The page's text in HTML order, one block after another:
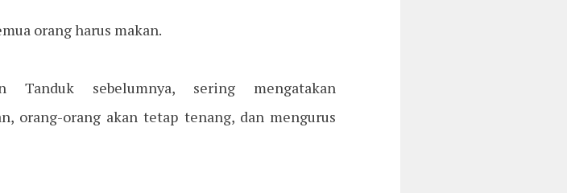
orang harus makan.
sebelumnya, sering mengatakan
orang-orang akan tetap tenang, dan mengurus